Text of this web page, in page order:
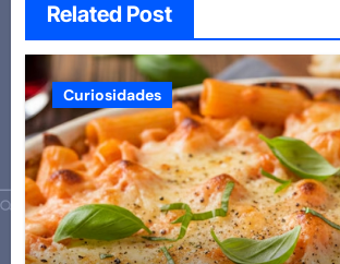
Related Post
Curiosidades